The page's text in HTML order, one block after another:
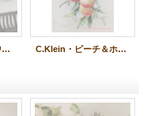
ヴィエノワーズ、中世のカップル C.Klein・ピーチ＆ホワイトマム